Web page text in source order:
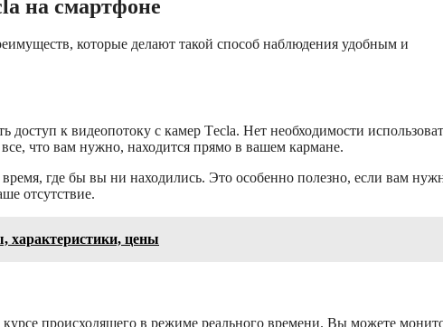
на смартфоне
которые делают такой способ наблюдения удобным и
к видеопотоку с камер Tесla. Нет необходимости
что вам нужно, находится прямо в вашем кармане.
где бы вы ни находились. Это особенно полезно, если вам
отсутствие.
характеристики, цены
происходящего в режиме реального времени. Вы можете